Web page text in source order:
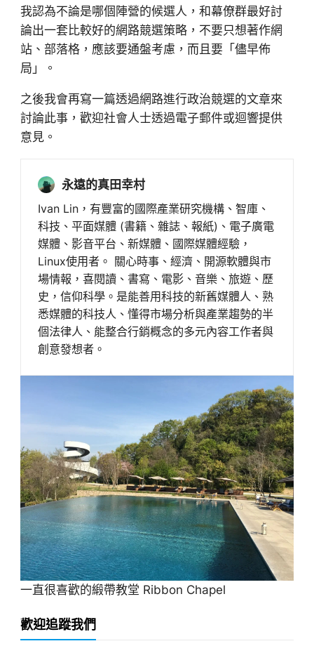
我認為不論是哪個陣營的候選人，和幕僚群最好討
論出一套比較好的網路競選策略，不要只想著作網
站、部落格，應該要通盤考慮，而且要「儘早佈
局」。
之後我會再寫一篇透過網路進行政治競選的文章來
討論此事，歡迎社會人士透過電子郵件或迴響提供
意見。
永遠的真田幸村
Ivan Lin，有豐富的國際產業研究機構、智庫、
科技、平面媒體 (書籍、雜誌、報紙)、電子廣電
媒體、影音平台、新媒體、國際媒體經驗，
Linux使用者。 關心時事、經濟、開源軟體與市
場情報，喜閱讀、書寫、電影、音樂、旅遊、歷
史，信仰科學。是能善用科技的新舊媒體人、熟
悉媒體的科技人、懂得市場分析與產業趨勢的半
個法律人、能整合行銷概念的多元內容工作者與
創意發想者。
一直很喜歡的緞帶教堂 Ribbon Chapel
歡迎追蹤我們